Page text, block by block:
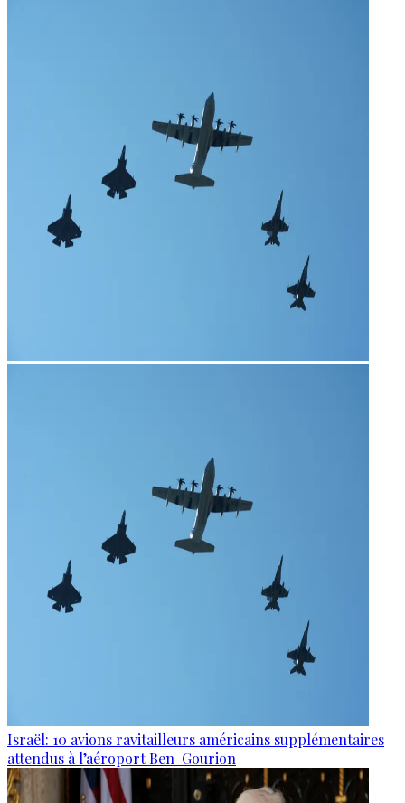
Israël: 10 avions ravitailleurs américains supplémentaires
attendus à l’aéroport Ben-Gourion